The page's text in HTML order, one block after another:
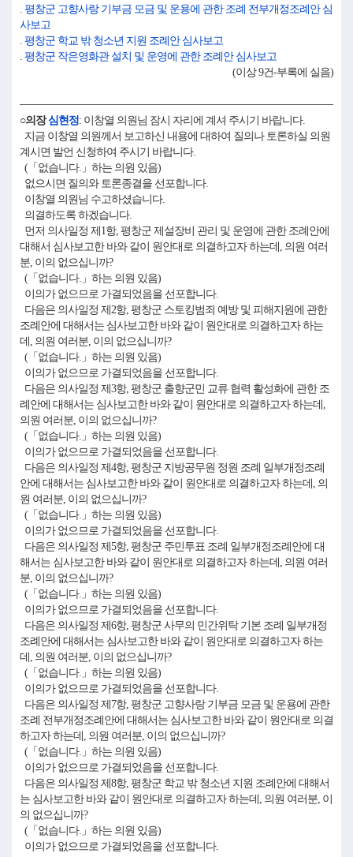
. 평창군 고향사랑 기부금 모금 및 운용에 관한 조례 전부개정조례안 심
사보고
. 평창군 학교 밖 청소년 지원 조례안 심사보고
. 평창군 작은영화관 설치 및 운영에 관한 조례안 심사보고
(이상 9건-부록에 실음)
○의장심현정: 이창열 의원님 잠시 자리에 계셔 주시기 바랍니다.
지금 이창열 의원께서 보고하신 내용에 대하여 질의나 토론하실 의원
계시면 발언 신청하여 주시기 바랍니다.
(「없습니다.」하는 의원 있음)
없으시면 질의와 토론종결을 선포합니다.
이창열 의원님 수고하셨습니다.
의결하도록 하겠습니다.
먼저 의사일정 제1항, 평창군 제설장비 관리 및 운영에 관한 조례안에
대해서 심사보고한 바와 같이 원안대로 의결하고자 하는데, 의원 여러
분, 이의 없으십니까?
(「없습니다.」하는 의원 있음)
이의가 없으므로 가결되었음을 선포합니다.
다음은 의사일정 제2항, 평창군 스토킹범죄 예방 및 피해지원에 관한
조례안에 대해서는 심사보고한 바와 같이 원안대로 의결하고자 하는
데, 의원 여러분, 이의 없으십니까?
(「없습니다.」하는 의원 있음)
이의가 없으므로 가결되었음을 선포합니다.
다음은 의사일정 제3항, 평창군 출향군민 교류 협력 활성화에 관한 조
례안에 대해서는 심사보고한 바와 같이 원안대로 의결하고자 하는데,
의원 여러분, 이의 없으십니까?
(「없습니다.」하는 의원 있음)
이의가 없으므로 가결되었음을 선포합니다.
다음은 의사일정 제4항, 평창군 지방공무원 정원 조례 일부개정조례
안에 대해서는 심사보고한 바와 같이 원안대로 의결하고자 하는데, 의
원 여러분, 이의 없으십니까?
(「없습니다.」하는 의원 있음)
이의가 없으므로 가결되었음을 선포합니다.
다음은 의사일정 제5항, 평창군 주민투표 조례 일부개정조례안에 대
해서는 심사보고한 바와 같이 원안대로 의결하고자 하는데, 의원 여러
분, 이의 없으십니까?
(「없습니다.」하는 의원 있음)
이의가 없으므로 가결되었음을 선포합니다.
다음은 의사일정 제6항, 평창군 사무의 민간위탁 기본 조례 일부개정
조례안에 대해서는 심사보고한 바와 같이 원안대로 의결하고자 하는
데, 의원 여러분, 이의 없으십니까?
(「없습니다.」하는 의원 있음)
이의가 없으므로 가결되었음을 선포합니다.
다음은 의사일정 제7항, 평창군 고향사랑 기부금 모금 및 운용에 관한
조례 전부개정조례안에 대해서는 심사보고한 바와 같이 원안대로 의결
하고자 하는데, 의원 여러분, 이의 없으십니까?
(「없습니다.」하는 의원 있음)
이의가 없으므로 가결되었음을 선포합니다.
다음은 의사일정 제8항, 평창군 학교 밖 청소년 지원 조례안에 대해서
는 심사보고한 바와 같이 원안대로 의결하고자 하는데, 의원 여러분, 이
의 없으십니까?
(「없습니다.」하는 의원 있음)
이의가 없으므로 가결되었음을 선포합니다.